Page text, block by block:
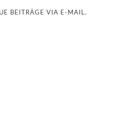
BEITRÄGE VIA E-MAIL.